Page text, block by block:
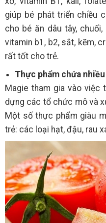
giúp bé phát triển chiều
cho bé ăn dâu tây, chuối,
vitamin b1, b2, sắt, kẽm,
rất tốt cho trẻ.
Thực phẩm chứa
Magie tham gia vào việc
dựng các tổ chức mô và
Một số thực phẩm giàu
trẻ: các loại hạt, đậu, rau